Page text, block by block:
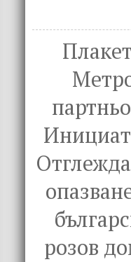
розов